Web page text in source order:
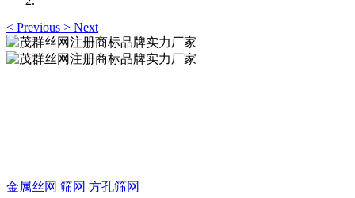
< Previous > Next
金属丝网 筛网 方孔筛网